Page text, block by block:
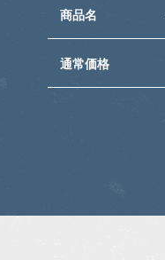
商品名
通常価格